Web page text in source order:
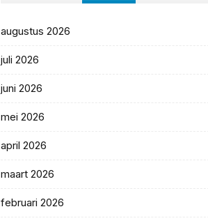
augustus 2026
juli 2026
juni 2026
mei 2026
april 2026
maart 2026
februari 2026